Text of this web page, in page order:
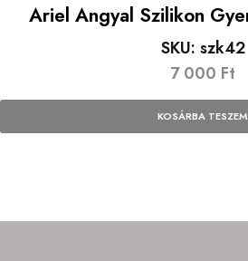
Ariel Angyal Szilikon
SKU: szk42
7 000 Ft
KOSÁRBA TESZEM